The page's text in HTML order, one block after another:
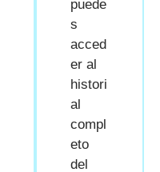
puede
s
acced
er al
histori
al
compl
eto
del